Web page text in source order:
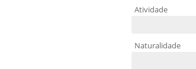
Atividade
Naturalidade